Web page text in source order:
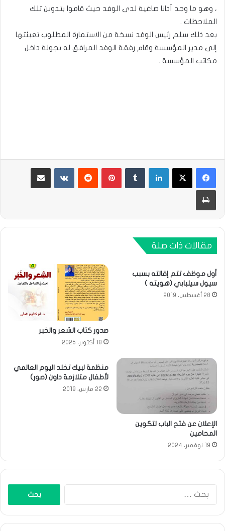
، وهو ما وجد آذانا صاغية لدى الوفد حيث قاموا بتدوين تلك
الملاحظات .
بعد ذلك سلم رئيس الوفد نسخة من الاستمارة المطلوب تعبئتها
إلى مدير المؤسسة وقام رفقة الوفد المرافق له بجولة داخل
مكاتب المؤسسة .
لينكدإن بينتيريست مشاركة عبر البريد
طباعة
مقالات ذات صلة
أول موظف تتم إقالته بسبب
سيول سيلبابي (هويته )
28 أغسطس، 2019
صدور كتاب الشعر والخبر
18 أكتوبر، 2025
الإعلان عن فتح الباب لتكوين
المحامين
19 نوفمبر، 2024
منظمة لبيك تخلد اليوم العالمي
لأطفال متلازمة داون (صور)
22 مارس، 2019